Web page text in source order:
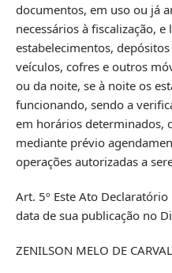
documentos, em uso ou já
necessários à fiscalização,
estabelecimentos,
veículos, cofres e outros
ou da noite, se à noite os
funcionando, sendo a
em horários determinados,
mediante prévio
operações autorizadas a
Art. 5º Este Ato
data de sua publicação no
ZENILSON MELO DE